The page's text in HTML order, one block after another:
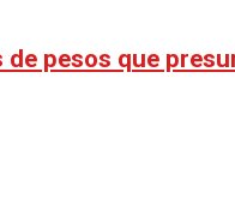
de pesos que